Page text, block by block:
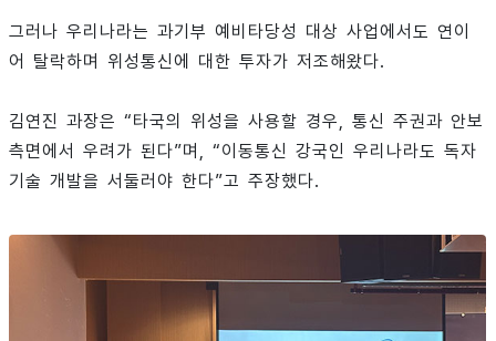
그러나 우리나라는 과기부 예비타당성 대상 사업에서도 연이
어 탈락하며 위성통신에 대한 투자가 저조해왔다.
김연진 과장은 “타국의 위성을 사용할 경우, 통신 주권과 안보
측면에서 우려가 된다”며, “이동통신 강국인 우리나라도 독자
기술 개발을 서둘러야 한다”고 주장했다.